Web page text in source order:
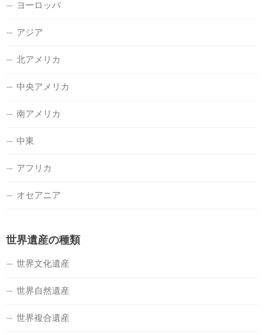
ヨーロッパ
アジア
北アメリカ
中央アメリカ
南アメリカ
中東
アフリカ
オセアニア
世界遺産の種類
世界文化遺産
世界自然遺産
世界複合遺産